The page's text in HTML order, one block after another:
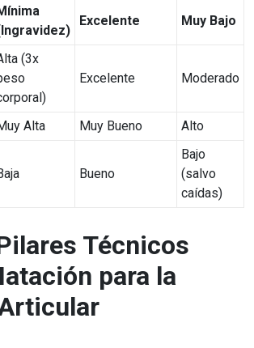
Excelente Muy Bajo
(3x
Excelente Moderado
Alta Muy Bueno Alto
Bueno
Bajo
(salvo
caídas)
Técnicos
para la